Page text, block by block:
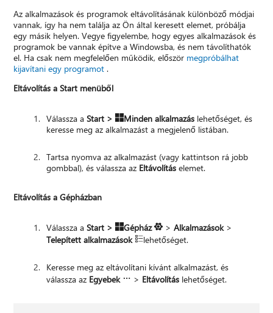
Az alkalmazások és programok eltávolításának különböző módjai
vannak, így ha nem találja az Ön által keresett elemet, próbálja
egy másik helyen. Vegye figyelembe, hogy egyes alkalmazások és
programok be vannak építve a Windowsba, és nem távolíthatók
el. Ha csak nem megfelelően működik, először megpróbálhat
kijavítani egy programot .
Eltávolítás a Start menüből
Válassza aStart > Minden alkalmazás lehetőséget, és
keresse meg az alkalmazást a megjelenő listában.
Tartsa nyomva az alkalmazást (vagy kattintson rá jobb
gombbal), és válassza az Eltávolítás elemet.
Eltávolítás a Gépházban
Válassza aStart > Gépház >Alkalmazások >
Telepített alkalmazások
lehetőséget.
Keresse meg az eltávolítani kívánt alkalmazást, és
válassza az Egyebek > Eltávolítás lehetőséget.